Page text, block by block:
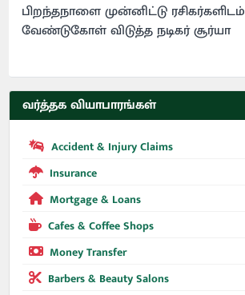
பிறந்தநாளை முன்னிட்டு ரசிகர்களிடம்
வேண்டுகோள் விடுத்த நடிகர் சூர்யா
வர்த்தக வியாபாரங்கள்
Accident & Injury Claims
Insurance
Mortgage & Loans
Cafes & Coffee Shops
Money Transfer
Barbers & Beauty Salons